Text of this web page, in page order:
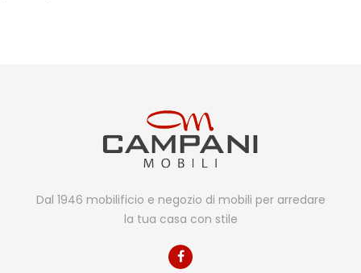
Dal 1946 mobilificio e negozio di mobili per arredare
la tua casa con stile